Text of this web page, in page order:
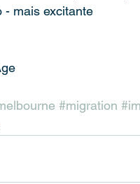
- mais excitante
#migration